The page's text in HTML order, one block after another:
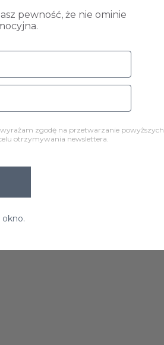
pewność, że nie ominie
zgodę na przetwarzanie powyższych
otrzymywania newslettera.
okno.